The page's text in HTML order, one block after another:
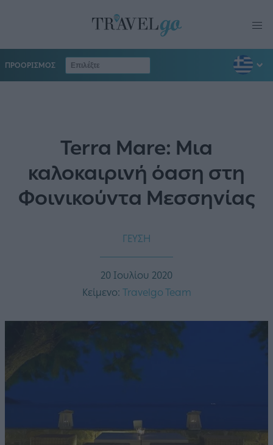
ΠΡΟΟΡΙΣΜΟΣ
Terra Mare: Μια
καλοκαιρινή όαση στη
Φοινικούντα Μεσσηνίας
ΓΕΥΣΗ
20 Ιουλίου 2020
Κείμενο: Travelgo Team